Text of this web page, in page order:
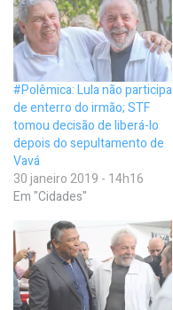
#Polêmica: Lula não participa
de enterro do irmão; STF
tomou decisão de liberá-lo
depois do sepultamento de
Vavá
30 janeiro 2019 - 14h16
Em "Cidades"